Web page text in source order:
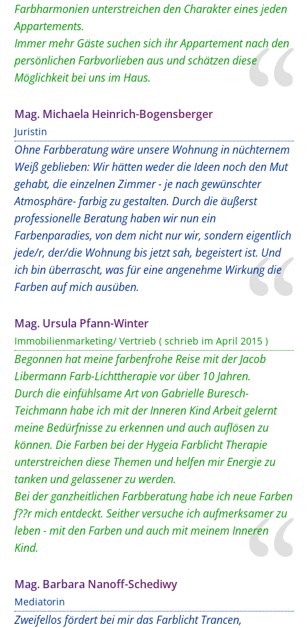
Farbharmonien unterstreichen den Charakter eines jeden
Appartements.
Immer mehr Gäste suchen sich ihr Appartement nach den
persönlichen Farbvorlieben aus und schätzen diese
Möglichkeit bei uns im Haus.
Mag. Michaela Heinrich-Bogensberger
Juristin
Ohne Farbberatung wäre unsere Wohnung in nüchternem
Weiß geblieben: Wir hätten weder die Ideen noch den Mut
gehabt, die einzelnen Zimmer - je nach gewünschter
Atmosphäre- farbig zu gestalten. Durch die äußerst
professionelle Beratung haben wir nun ein
Farbenparadies, von dem nicht nur wir, sondern eigentlich
jede/r, der/die Wohnung bis jetzt sah, begeistert ist. Und
ich bin überrascht, was für eine angenehme Wirkung die
Farben auf mich ausüben.
Mag. Ursula Pfann-Winter
Immobilienmarketing/ Vertrieb ( schrieb im April 2015 )
Begonnen hat meine farbenfrohe Reise mit der Jacob
Libermann Farb-Lichttherapie vor über 10 Jahren.
Durch die einfühlsame Art von Gabrielle Buresch-
Teichmann habe ich mit der Inneren Kind Arbeit gelernt
meine Bedürfnisse zu erkennen und auch auflösen zu
können. Die Farben bei der Hygeia Farblicht Therapie
unterstreichen diese Themen und helfen mir Energie zu
tanken und gelassener zu werden.
Bei der ganzheitlichen Farbberatung habe ich neue Farben
f??r mich entdeckt. Seither versuche ich aufmerksamer zu
leben - mit den Farben und auch mit meinem Inneren
Kind.
Mag. Barbara Nanoff-Schediwy
Mediatorin
Zweifellos fördert bei mir das Farblicht Trancen,